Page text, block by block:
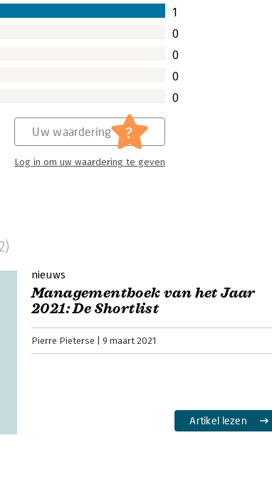
1
0
0
0
0
Uw waardering ?
Log in om uw waardering te geven
nieuws
Managementboek van het Jaar
2021: De Shortlist
Pierre Pieterse 9 maart 2021
Artikel lezen